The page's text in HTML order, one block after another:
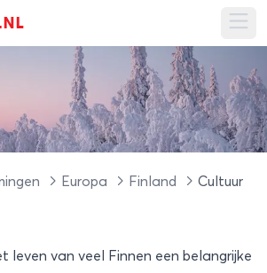
Europa Finland Cultuur
leven van veel Finnen een belangrijke